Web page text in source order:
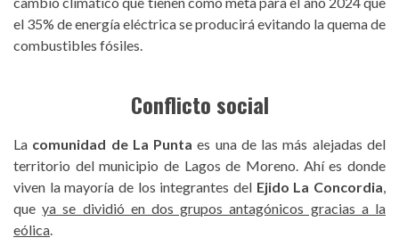
el 35% de energía eléctrica se producirá evitando la quema de
combustibles fósiles.
Conflicto social
La comunidad de La Punta es una de las más alejadas del
territorio del municipio de Lagos de Moreno. Ahí es donde
viven la mayoría de los integrantes del Ejido La Concordia,
queya se dividió en dos grupos antagónicos gracias a la
eólica.